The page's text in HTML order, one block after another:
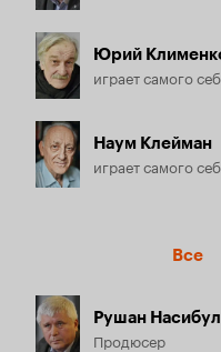
Юрий
играет самого
Наум Клейман
играет самого
Все
Рушан
Продюсер